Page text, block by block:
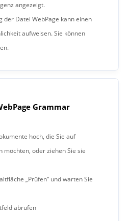
angezeigt.
der Datei WebPage kann einen
aufweisen. Sie können
Grammar
hoch, die Sie auf
oder ziehen Sie sie
„Prüfen“ und warten Sie
abrufen